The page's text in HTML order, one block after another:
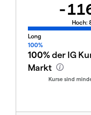
-
Hoch:
Long
100%
100%der IG
Markt
Kurse sind